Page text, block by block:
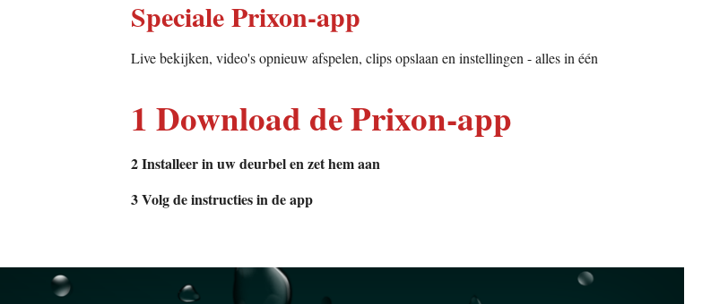
Speciale Prixon-app
Live bekijken, video's opnieuw afspelen, clips opslaan en instellingen - alles in één
1 Download de Prixon-app
2 Installeer in uw deurbel en zet hem aan
3 Volg de instructies in de app